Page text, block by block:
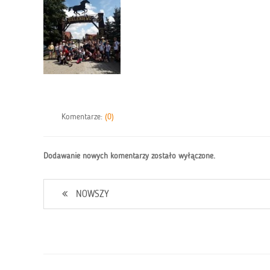
Komentarze: (0)
Dodawanie nowych komentarzy zostało wyłączone.
NOWSZY